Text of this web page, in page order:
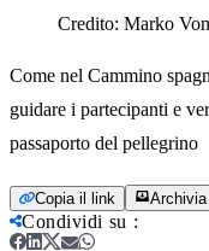
Credito: Marko
Come nel Cammino
guidare i partecipanti e
passaporto del pellegrino
Copia il link
Condividi su :